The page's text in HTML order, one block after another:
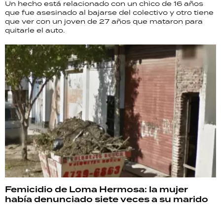
Un hecho está relacionado con un chico de 16 años
que fue asesinado al bajarse del colectivo y otro tiene
que ver con un joven de 27 años que mataron para
quitarle el auto.
Femicidio de Loma Hermosa: la mujer
había denunciado siete veces a su marido